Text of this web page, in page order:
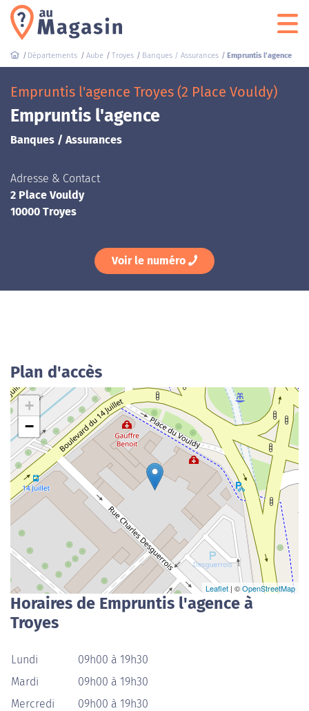
Départements Aube Troyes Banques / Assurances Empruntis l'agence
Empruntis l'agence Troyes (2 Place Vouldy)
Empruntis l'agence
Banques / Assurances
Adresse & Contact
2 Place Vouldy
10000 Troyes
Voir le numéro
Plan d'accès
+
−
Leaflet | ©OpenStreetMap
Horaires de Empruntis l'agence à
Troyes
Lundi
09h00 à 19h30
Mardi
09h00 à 19h30
Mercredi
09h00 à 19h30